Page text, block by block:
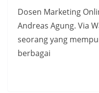
Dosen Marketing
Andreas Agung. Via
seorang yang
berbagai